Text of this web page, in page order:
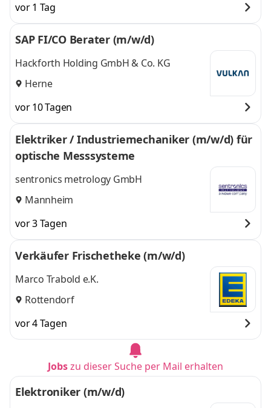
vor 1 Tag
SAP FI/CO Berater (m/w/d)
Hackforth Holding GmbH & Co. KG
Herne
vor 10 Tagen
Elektriker / Industriemechaniker (m/w/d) für
optische Messsysteme
sentronics metrology GmbH
Mannheim
vor 3 Tagen
Verkäufer Frischetheke (m/w/d)
Marco Trabold e.K.
Rottendorf
vor 4 Tagen
Jobszu dieser Suche per Mail erhalten
Elektroniker (m/w/d)